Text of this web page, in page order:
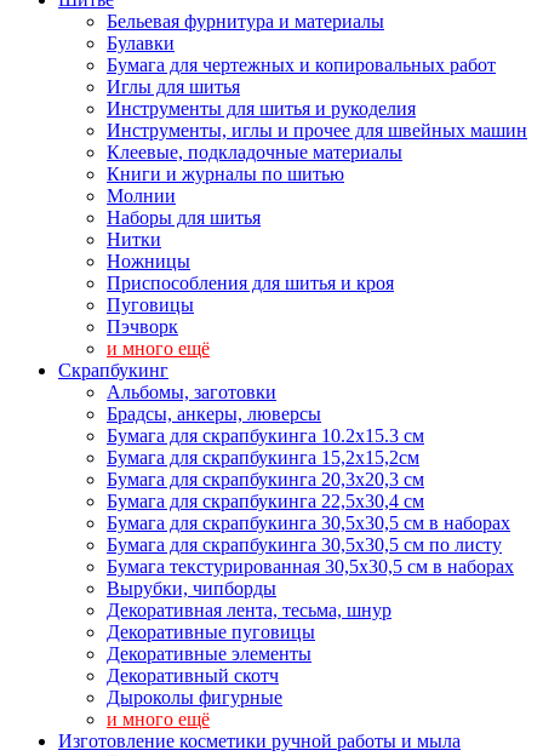
Бельевая фурнитура и материалы
Булавки
Бумага для чертежных и копировальных работ
Иглы для шитья
Инструменты для шитья и рукоделия
Инструменты, иглы и прочее для швейных машин
Клеевые, подкладочные материалы
Книги и журналы по шитью
Молнии
Наборы для шитья
Нитки
Ножницы
Приспособления для шитья и кроя
Пуговицы
Пэчворк
и много ещё
Скрапбукинг
Альбомы, заготовки
Брадсы, анкеры, люверсы
Бумага для скрапбукинга 10.2х15.3 см
Бумага для скрапбукинга 15,2х15,2см
Бумага для скрапбукинга 20,3х20,3 см
Бумага для скрапбукинга 22,5х30,4 см
Бумага для скрапбукинга 30,5х30,5 см в наборах
Бумага для скрапбукинга 30,5х30,5 см по листу
Бумага текстурированная 30,5х30,5 см в наборах
Вырубки, чипборды
Декоративная лента, тесьма, шнур
Декоративные пуговицы
Декоративные элементы
Декоративный скотч
Дыроколы фигурные
и много ещё
Изготовление косметики ручной работы и мыла